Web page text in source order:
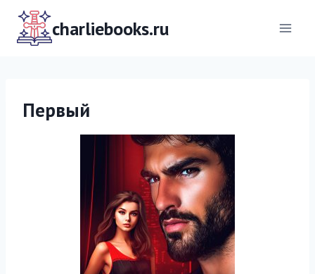
Перейти
содержимомуcharliebooks.ru
Первый